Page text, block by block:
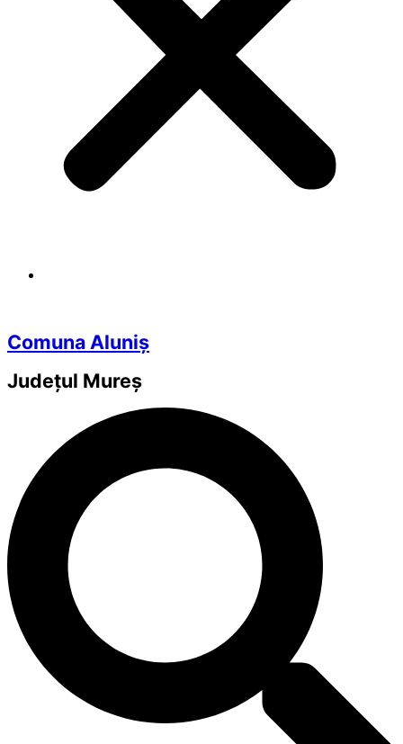
Comuna Aluniș
Județul Mureș